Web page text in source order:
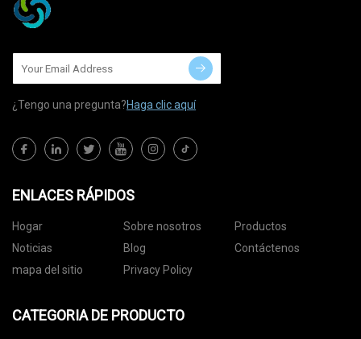
¿Tengo una pregunta?Haga clic aquí
ENLACES RÁPIDOS
Hogar Sobre nosotros
Productos
Noticias
Blog
Contáctenos
mapa del sitio
Privacy Policy
CATEGORIA DE PRODUCTO